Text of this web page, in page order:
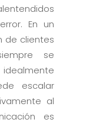
En un
de clientes
se
escalar
al
es